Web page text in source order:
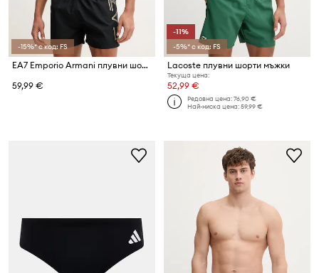
-15%* с код: FS
EA7 Emporio Armani плувни шорти мъжки
59,99 €
-11%
-5%* с код: FS
Lacoste плувни шорти мъжки
Текуща цена:
52,99 €
Редовна цена:76,90 €
Най-ниска цена:59,99 €